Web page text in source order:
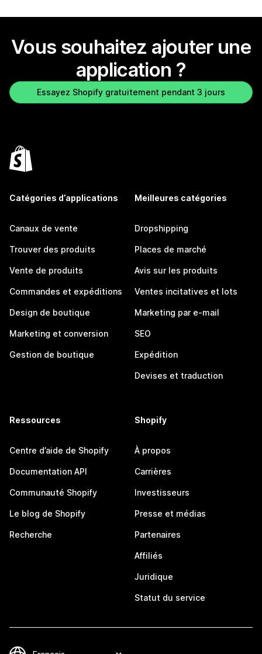
Vous souhaitez ajouter une
application ?
Essayez Shopify gratuitement pendant 3 jours
Catégories d’applications
Canaux de vente
Trouver des produits
Vente de produits
Commandes et expéditions
Design de boutique
Marketing et conversion
Gestion de boutique
Meilleures catégories
Dropshipping
Places de marché
Avis sur les produits
Ventes incitatives et lots
Marketing par e-mail
SEO
Expédition
Devises et traduction
Ressources
Centre d’aide de Shopify
Documentation API
Communauté Shopify
Le blog de Shopify
Recherche
Shopify
À propos
Carrières
Investisseurs
Presse et médias
Partenaires
Affiliés
Juridique
Statut du service